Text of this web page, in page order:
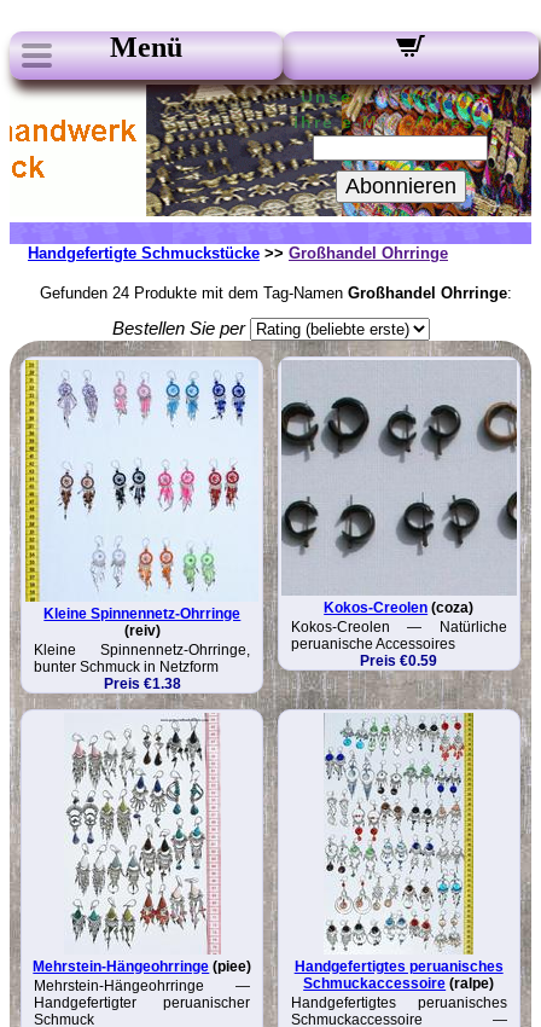
Menü
Unsere Newsletter:
Ihre e-Mail-Adresse:
Abonnieren
Handgefertigte Schmuckstücke >> Großhandel Ohrringe
Gefunden 24 Produkte mit dem Tag-NamenGroßhandel Ohrringe:
Bestellen Sie per
Kleine Spinnennetz-Ohrringe
(reiv)
Kleine Spinnennetz-Ohrringe,
bunter Schmuck in Netzform
Preis €1.38
Kokos-Creolen (coza)
Kokos-Creolen — Natürliche
peruanische Accessoires
Preis €0.59
Mehrstein-Hängeohrringe (piee)
Mehrstein-Hängeohrringe —
Handgefertigter peruanischer
Schmuck
Handgefertigtes peruanisches
Schmuckaccessoire (ralpe)
Handgefertigtes peruanisches
Schmuckaccessoire —